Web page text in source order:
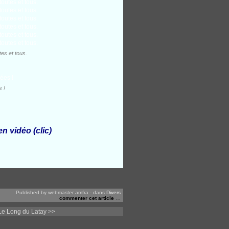
et tous.
!
vidéo(clic)
Published by webmaster amfra - dans Divers
commenter cet article …
Long du Latay >>